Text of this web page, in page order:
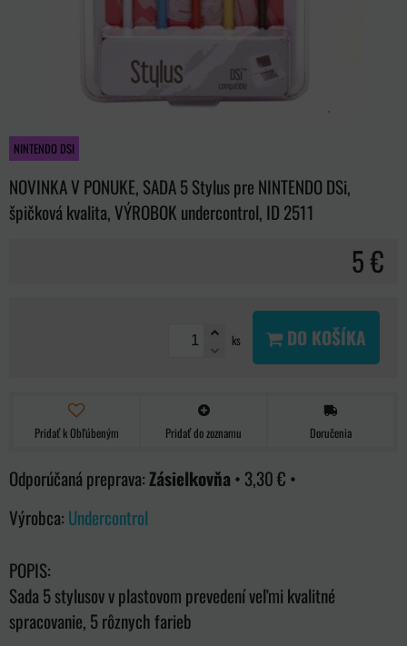
NINTENDO DSI
NOVINKA V PONUKE, SADA 5 Stylus pre NINTENDO DSi,
špičková kvalita, VÝROBOK undercontrol, ID 2511
5 €
ks DO KOŠÍKA
Pridať k Obľúbeným Pridať do zoznamu Doručenia
Zásielkovňa • 3,30 € •
Výrobca: Undercontrol
POPIS:
Sada 5 stylusov v plastovom prevedení veľmi kvalitné
spracovanie, 5 rôznych farieb